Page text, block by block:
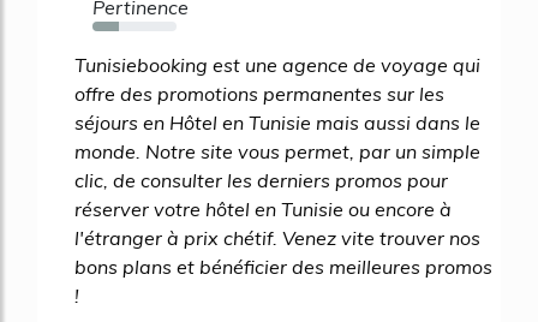
Pertinence
32%
Tunisiebooking est une agence de voyage qui
offre des promotions permanentes sur les
séjours en Hôtel en Tunisie mais aussi dans le
monde. Notre site vous permet, par un simple
clic, de consulter les derniers promos pour
réserver votre hôtel en Tunisie ou encore à
l'étranger à prix chétif. Venez vite trouver nos
bons plans et bénéficier des meilleures promos
!